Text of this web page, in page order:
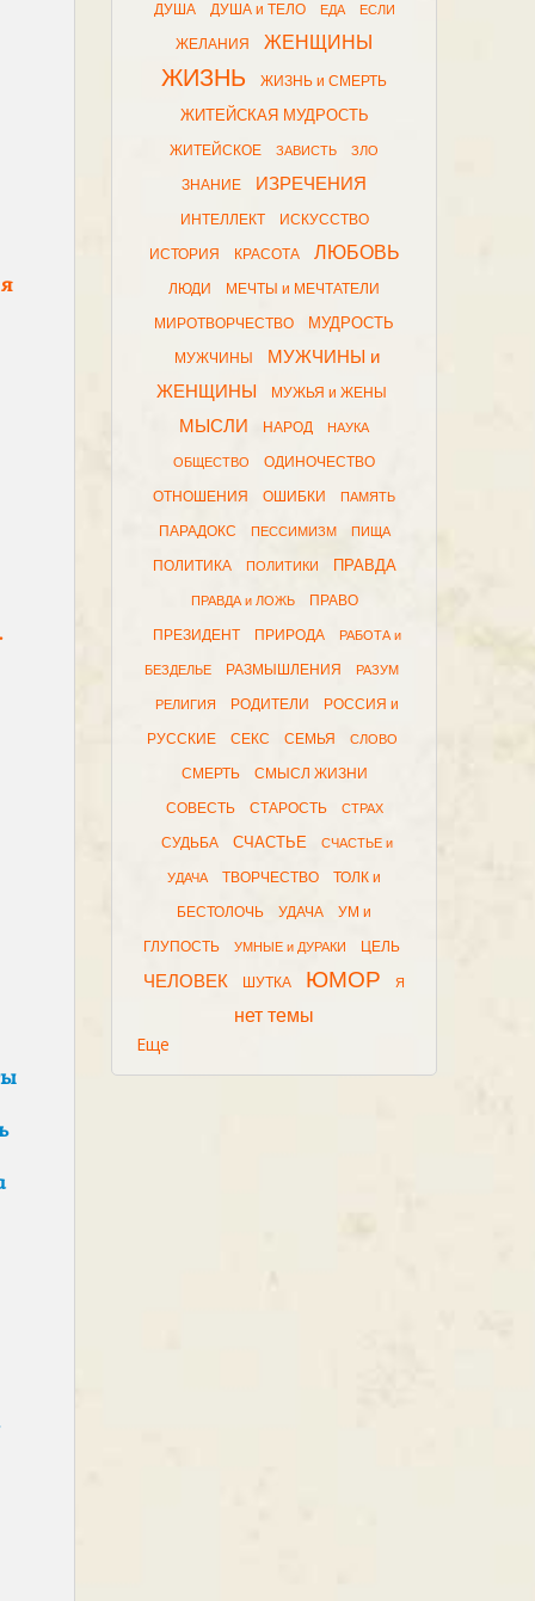
ДУША ДУША и ТЕЛО ЕДА ЕСЛИ
ЖЕЛАНИЯ ЖЕНЩИНЫ
ЖИЗНЬ ЖИЗНЬ и СМЕРТЬ
ЖИТЕЙСКАЯ МУДРОСТЬ
ЖИТЕЙСКОЕ ЗАВИСТЬ ЗЛО
ЗНАНИЕ ИЗРЕЧЕНИЯ
ИНТЕЛЛЕКТ ИСКУССТВО
ИСТОРИЯ КРАСОТА ЛЮБОВЬ
ЛЮДИ МЕЧТЫ и МЕЧТАТЕЛИ
МИРОТВОРЧЕСТВО МУДРОСТЬ
МУЖЧИНЫ
МУЖЧИНЫ и
ЖЕНЩИНЫ
МУЖЬЯ и ЖЕНЫ
МЫСЛИ НАРОД НАУКА
ОБЩЕСТВО ОДИНОЧЕСТВО
ОТНОШЕНИЯ ОШИБКИ ПАМЯТЬ
ПАРАДОКС ПЕССИМИЗМ ПИЩА
ПОЛИТИКА ПОЛИТИКИ ПРАВДА
ПРАВДА и ЛОЖЬ ПРАВО
ПРЕЗИДЕНТ ПРИРОДА РАБОТА и
БЕЗДЕЛЬЕ РАЗМЫШЛЕНИЯ РАЗУМ
РЕЛИГИЯ РОДИТЕЛИ РОССИЯ и
РУССКИЕ СЕКС СЕМЬЯ СЛОВО
СМЕРТЬ СМЫСЛ ЖИЗНИ
СОВЕСТЬ СТАРОСТЬ СТРАХ
СУДЬБА СЧАСТЬЕ СЧАСТЬЕ и
УДАЧА ТВОРЧЕСТВО ТОЛК и
БЕСТОЛОЧЬ УДАЧА УМ и
ГЛУПОСТЬ УМНЫЕ и ДУРАКИ ЦЕЛЬ
ЧЕЛОВЕК ШУТКА ЮМОР Я
нет темы
Еще